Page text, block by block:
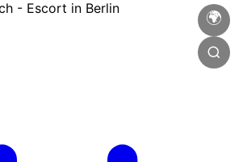
🌍